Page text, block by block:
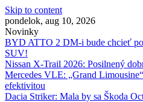
Skip to content
pondelok, aug 10, 2026
Novinky
BYD ATTO 2 DM-i bude chcieť
SUV!
Nissan X‑Trail 2026: Posilnený
Mercedes VLE: „Grand
efektivitou
Dacia Striker: Mala by sa Škoda